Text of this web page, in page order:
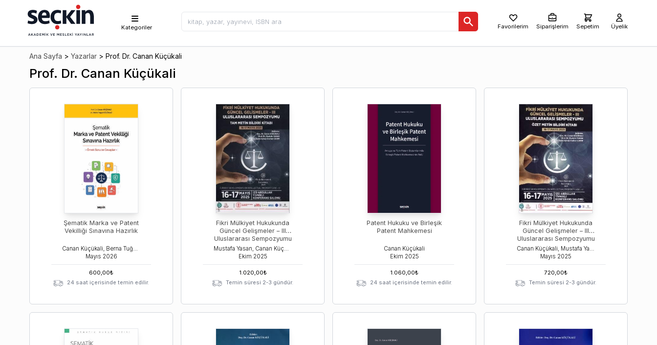
Kategoriler Favorilerim Siparişlerim Sepetim Üyelik
Ana Sayfa > Yazarlar > Prof. Dr. Canan Küçükali
Prof. Dr. Canan Küçükali
Şematik Marka ve Patent
Vekilliği Sınavına Hazırlık
Canan Küçükali, Berna Tuğçe Küçükali
Mayıs 2026
600,00₺
24 saat içerisinde temin edilir.
Fikri Mülkiyet Hukukunda
Güncel Gelişmeler – III
Uluslararası Sempozyumu
Mustafa Yasan, Canan Küçükali, Aytuğ Ceyhun Çakır
Ekim 2025
1.020,00₺
Temin süresi 2-3 gündür.
Patent Hukuku ve Birleşik
Patent Mahkemesi
Canan Küçükali
Ekim 2025
1.060,00₺
24 saat içerisinde temin edilir.
Fikri Mülkiyet Hukukunda
Güncel Gelişmeler – III
Uluslararası Sempozyumu
Canan Küçükali, Mustafa Yasan, Aytuğ Ceyhun Çakır
Mayıs 2025
720,00₺
Temin süresi 2-3 gündür.